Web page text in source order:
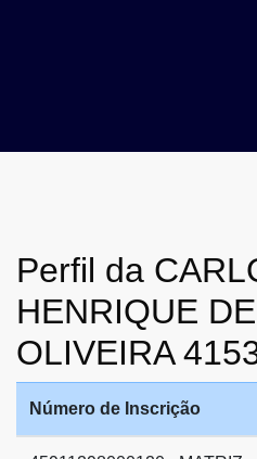
Perfil da
HENRIQUE
OLIVEIRA
Número de Inscrição